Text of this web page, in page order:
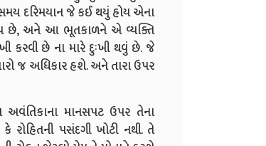
દરિમયાન જે કઈ થયું હોય એના
છે, અને આ ભૂતકાળને એ વ્યક્તિ
કરવી છે ના મારે દુઃખી થવું છે. જે
જ અધિકાર હશે. અને તારા ઉપર
અવંતિકાના માનસપટ ઉપર તેના
રોહિતની પસંદગી ખોટી નથી. તે